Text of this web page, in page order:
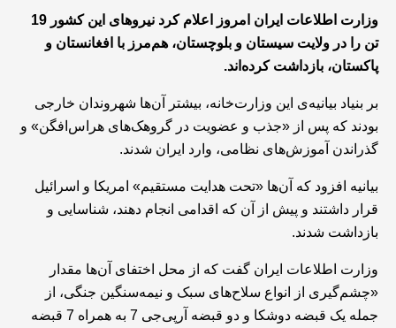
وزارت اطلاعات ایران امروز اعلام کرد نیروهای این کشور 19
تن را در ولایت سیستان و بلوچستان، هم‌مرز با افغانستان و
پاکستان، بازداشت کرده‌اند.
بر بنیاد بیانیه‌ی این وزارت‌خانه، بیشتر آن‌ها شهروندان خارجی
بودند که پس از «جذب و عضویت در گروهک‌های هراس‌افگن» و
گذراندن آموزش‌های نظامی، وارد ایران شدند.
بیانیه افزود که آن‌ها «تحت هدایت مستقیم» امریکا و اسرائیل
قرار داشتند و پیش از آن که اقدامی انجام دهند، شناسایی و
بازداشت شدند.
وزارت اطلاعات ایران گفت که از محل اختفای آن‌ها مقدار
«چشم‌گیری از انواع سلاح‌های سبک و نیمه‌سنگین جنگی، از
جمله یک قبضه دوشکا و دو قبضه آر‌پی‌جی 7 به همراه 7 قبضه